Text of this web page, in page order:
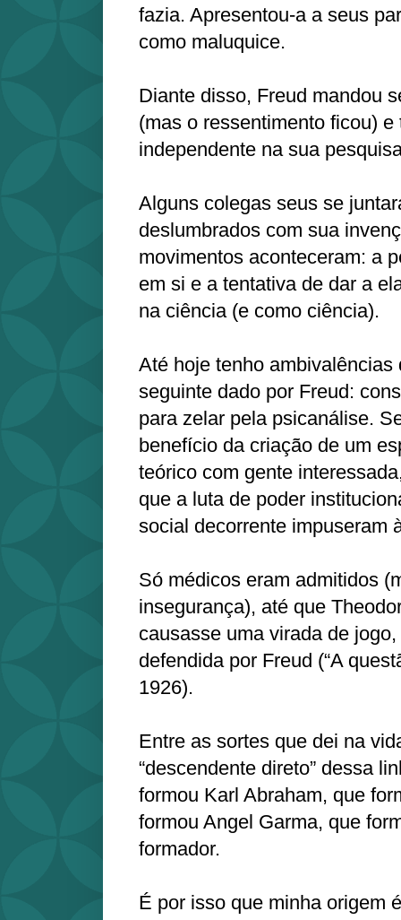
fazia. Apresentou-a a seus
como maluquice.
Diante disso, Freud mandou
(mas o ressentimento ficou) e
independente na sua
Alguns colegas seus se
deslumbrados com sua
movimentos aconteceram: a
em si e a tentativa de dar a
na ciência (e como ciência).
Até hoje tenho ambivalências
seguinte dado por Freud:
para zelar pela psicanálise.
benefício da criação de um
teórico com gente
que a luta de poder
social decorrente impuseram
Só médicos eram admitidos
insegurança), até que
causasse uma virada de
defendida por Freud (“A
1926).
Entre as sortes que dei na
“descendente direto” dessa
formou Karl Abraham, que
formou Angel Garma, que
formador.
É por isso que minha origem